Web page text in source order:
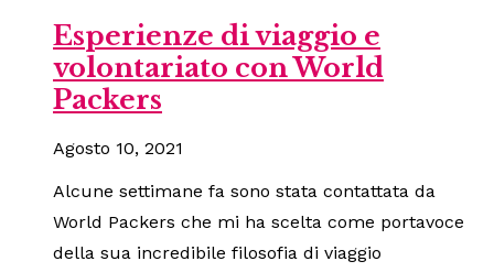
Esperienze di viaggio e
volontariato con World
Packers
Agosto 10, 2021
Alcune settimane fa sono stata contattata da
World Packers che mi ha scelta come portavoce
della sua incredibile filosofia di viaggio